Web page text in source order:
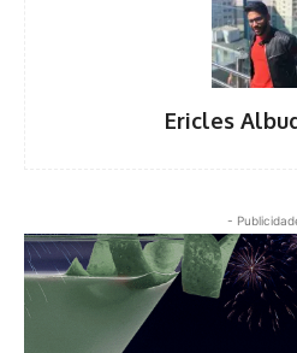
Ericles
-